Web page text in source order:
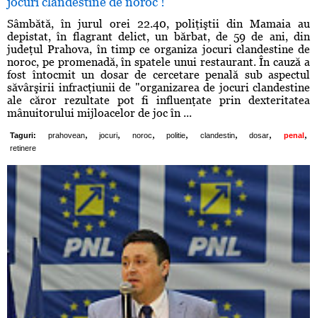
Sâmbătă, în jurul orei 22.40, poliţiştii din Mamaia au
depistat, în flagrant delict, un bărbat, de 59 de ani, din
judeţul Prahova, în timp ce organiza jocuri clandestine de
noroc, pe promenadă, în spatele unui restaurant. În cauză a
fost întocmit un dosar de cercetare penală sub aspectul
săvârşirii infracţiunii de "organizarea de jocuri clandestine
ale căror rezultate pot fi influenţate prin dexteritatea
mânuitorului mijloacelor de joc în ...
Taguri: prahovean, jocuri, noroc, politie, clandestin, dosar, penal ,
retinere